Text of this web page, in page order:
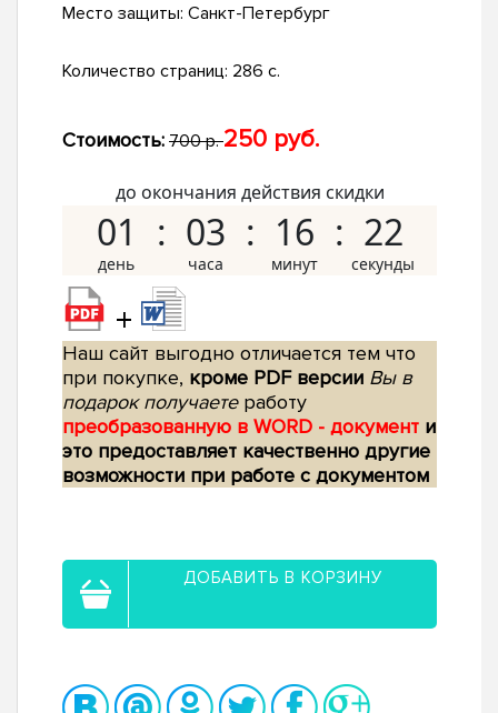
Место защиты: Санкт-Петербург
Количество страниц: 286 с.
Стоимость: 700 р.250 руб.
до окончания действия скидки
01 03 16 21
+
Наш сайт выгодно отличается тем что
при покупке, кроме PDF версии Вы в
подарок получаетеработу
преобразованную в WORD - документ и
это предоставляет качественно другие
возможности при работе с документом
ДОБАВИТЬ В КОРЗИНУ